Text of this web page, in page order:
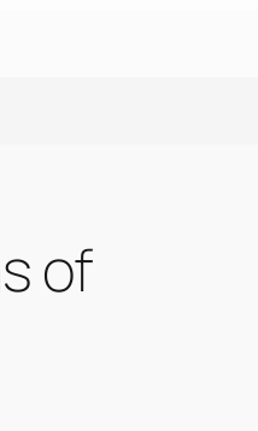
of